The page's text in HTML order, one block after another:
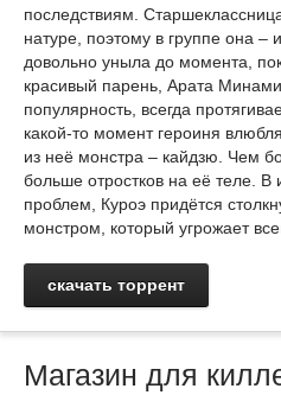
последствиям.
натуре, поэтому в группе она –
довольно уныла до момента,
красивый парень, Арата
популярность, всегда
какой-то момент героиня
из неё монстра – кайдзю. Чем
больше отростков на её теле. В
проблем, Куроэ придётся
монстром, который угрожает
скачать торрент
Магазин для